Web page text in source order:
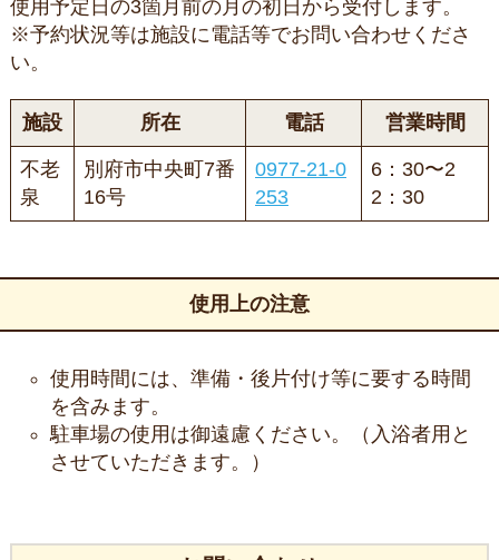
使用予定日の3箇月前の月の初日から受付します。
※予約状況等は施設に電話等でお問い合わせくださ
い。
施設 所在 電話 営業時間
不老
泉
別府市中央町7番
16号
0977-21-0
253
6：30〜2
2：30
使用上の注意
使用時間には、準備・後片付け等に要する時間
を含みます。
駐車場の使用は御遠慮ください。（入浴者用と
させていただきます。）